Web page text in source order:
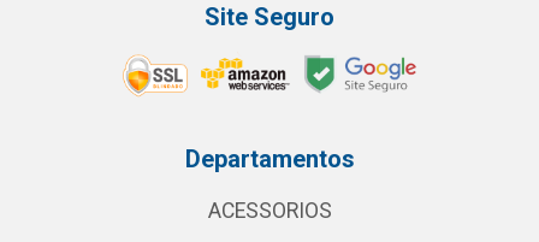
Site Seguro
Departamentos
ACESSORIOS